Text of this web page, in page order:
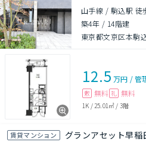
山手線 / 駒込駅 徒
築4年 / 14階建
東京都文京区本駒
12.5 万円 /管
敷 無料 礼 無料
1K / 25.01㎡ / 3階
賃貸マンション グランアセット早稲